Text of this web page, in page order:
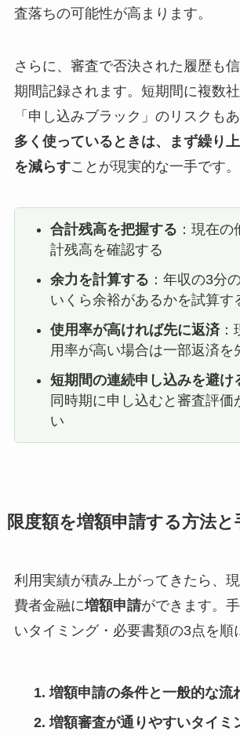
査落ちの可能性が高まります。
さらに、審査で否決された履歴も
期間記録されます。短期間に複数
「申し込みブラック」のリスクもあ
多く使っているときは、まず繰り
を減らすことが現実的な一手です。
合計残高を把握する ：現在
計残高を確認する
余力を計算する ：年収の3分
いくら余裕があるかを試算す
使用率が高ければ先に返済：
用率が高い場合は一部返済を
短期間の連続申し込みを避け
同時期に申し込むと審査評価
い
限度額を増額申請する方法と
利用実績が積み上がってきたら、
費者金融に増額申請ができます。
いタイミング・必要書類の3点を順
増額申請の条件と一般的な流
増額審査が通りやすいタイミ